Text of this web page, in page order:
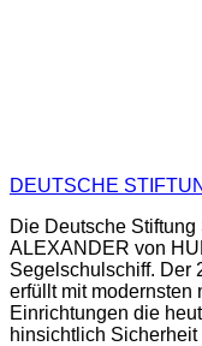
DEUTSCHE
Die Deutsche
ALEXANDER von
Segelschulschiff. Der
erfüllt mit modernsten
Einrichtungen die
hinsichtlich